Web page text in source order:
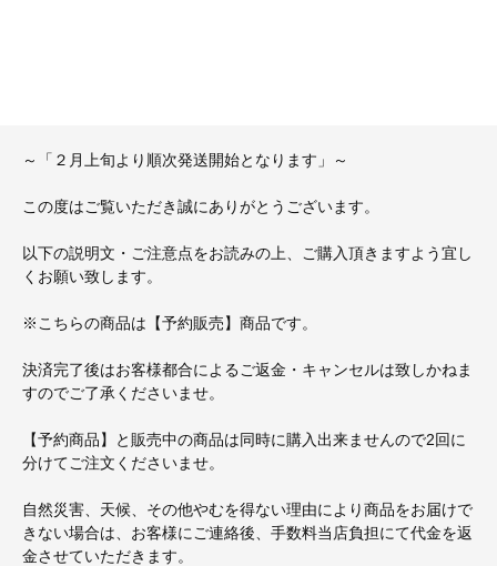
～「２月上旬より順次発送開始となります」～
この度はご覧いただき誠にありがとうございます。
以下の説明文・ご注意点をお読みの上、ご購入頂きますよう宜し
くお願い致します。
※こちらの商品は【予約販売】商品です。
決済完了後はお客様都合によるご返金・キャンセルは致しかねま
すのでご了承くださいませ。
【予約商品】と販売中の商品は同時に購入出来ませんので2回に
分けてご注文くださいませ。
自然災害、天候、その他やむを得ない理由により商品をお届けで
きない場合は、お客様にご連絡後、手数料当店負担にて代金を返
金させていただきます。